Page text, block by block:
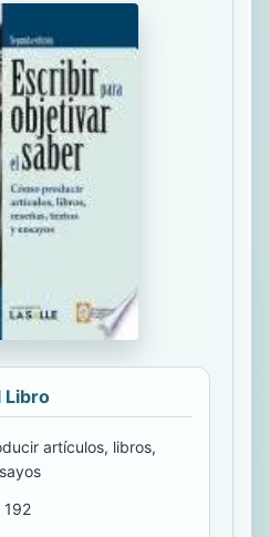
Libro
artículos, libros,
192